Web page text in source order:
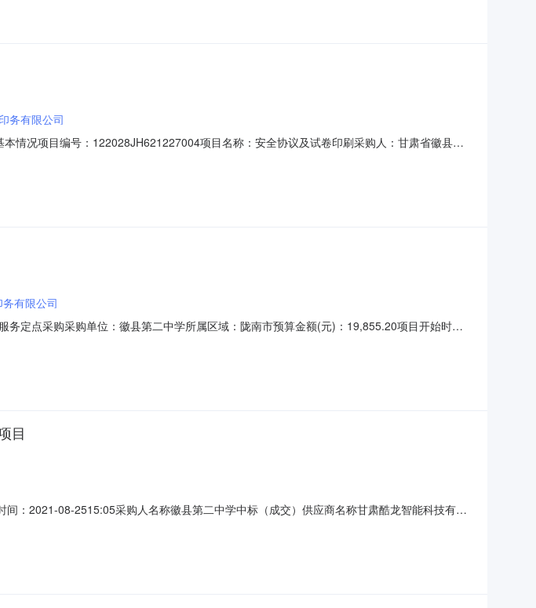
务有限公司
情况项目编号：122028JH621227004项目名称：安全协议及试卷印刷采购人：甘肃省徽县第
点击下载合同附件[][]徽县政府采购印刷服务采购合同合同名称：徽县第二
有限公司
定点采购采购单位：徽县第二中学所属区域：陇南市预算金额(元)：19,855.20项目开始时
议书1批三、商务需求编号需求内容四、报价明细成
目
：2021-08-2515:05采购人名称徽县第二中学中标（成交）供应商名称甘肃酷龙智能科技有限